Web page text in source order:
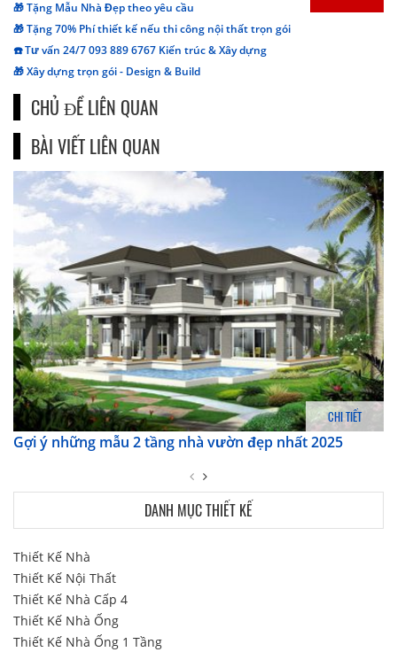
🎁 Tặng Mẫu Nhà Đẹp theo yêu cầu
🎁 Tặng 70% Phí thiết kế nếu thi công nội thất trọn gói
☎️ Tư vấn 24/7 093 889 6767 Kiến trúc & Xây dựng
🎁 Xây dựng trọn gói - Design & Build
CHỦ ĐỀ LIÊN QUAN
BÀI VIẾT LIÊN QUAN
CHI TIẾT
Gợi ý những mẫu 2 tầng nhà vườn đẹp nhất 2025
DANH MỤC THIẾT KẾ
Thiết Kế Nhà
Thiết Kế Nội Thất
Thiết Kế Nhà Cấp 4
Thiết Kế Nhà Ống
Thiết Kế Nhà Ống 1 Tầng